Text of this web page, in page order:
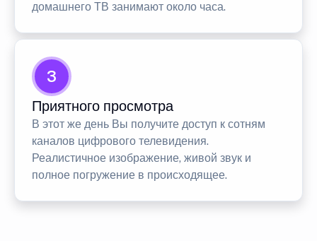
домашнего ТВ занимают около часа.
3
Приятного просмотра
В этот же день Вы получите доступ к сотням
каналов цифрового телевидения.
Реалистичное изображение, живой звук и
полное погружение в происходящее.